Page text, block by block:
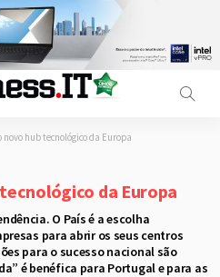
novo hub tecnológico da Europa
da Europa
O País é a escolha
para abrir os seus centros
para o sucesso nacional são
é benéfica para Portugal e para as